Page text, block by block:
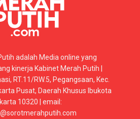
adalah Media online yang
kinerja Kabinet Merah Putih |
RT.11/RW.5, Pegangsaan, Kec.
Pusat, Daerah Khusus Ibukota
10320 | email: